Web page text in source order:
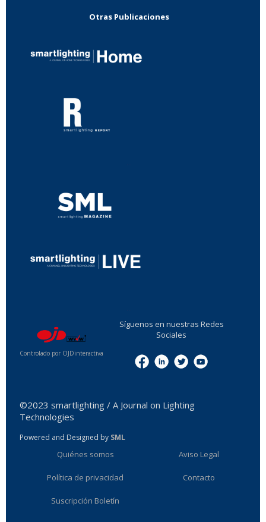
Otras Publicaciones
Controlado por OJDinteractiva
Síguenos en nuestras Redes
Sociales
©2023 smartlighting / A Journal on Lighting
Technologies
Powered and Designed by SML
Quiénes somos Aviso Legal
Política de privacidad Contacto
Suscripción Boletín